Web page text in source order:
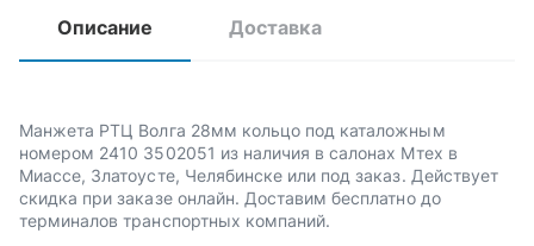
Описание Доставка
Манжета РТЦ Волга 28мм кольцо под каталожным
номером 2410 3502051 из наличия в салонах Мтех в
Миассе, Златоусте, Челябинске или под заказ. Действует
скидка при заказе онлайн. Доставим бесплатно до
терминалов транспортных компаний.